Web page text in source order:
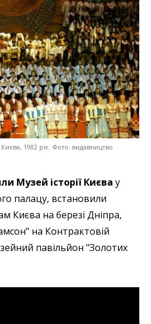
1982 рік. Фото: видавництво
Музей історії Києва у
палацу, встановили
Києва на березі Дніпра,
на Контрактовій
павільйон "Золотих